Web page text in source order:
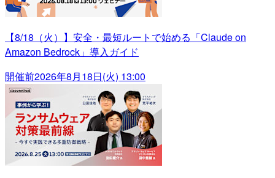
【8/18（火）】安全・最短ルートで始める「Claude on
Amazon Bedrock」導入ガイド
開催前2026年8月18日(火) 13:00